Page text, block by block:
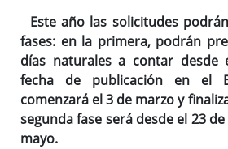
Este año las solicitudes
fases: en la primera, podrán
días naturales a contar desde
fecha de publicación en el
comenzará el 3 de marzo y
segunda fase será desde el 23
mayo.